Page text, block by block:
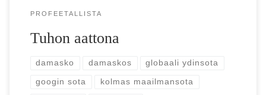
PROFEETALLISTA
Tuhon aattona
damasko damaskos globaali ydinsota
googin sota kolmas maailmansota